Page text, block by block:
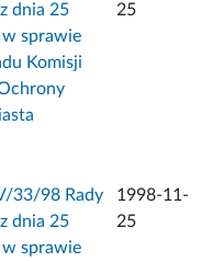
dnia 25
w sprawie
Komisji
25
33/98 Rady
dnia 25
w sprawie
1998-11-
25